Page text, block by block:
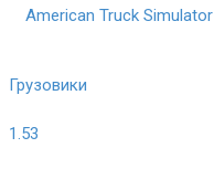
American Truck Simulator
Грузовики
1.53